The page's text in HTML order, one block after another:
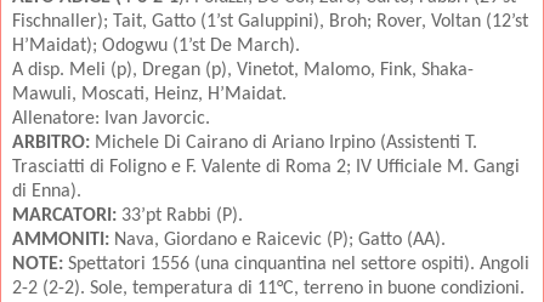
Fischnaller); Tait, Gatto (1’st Galuppini), Broh; Rover, Voltan (12’st
H’Maidat); Odogwu (1’st De March).
A disp. Meli (p), Dregan (p), Vinetot, Malomo, Fink, Shaka-
Mawuli, Moscati, Heinz, H’Maidat.
Allenatore: Ivan Javorcic.
ARBITRO: Michele Di Cairano di Ariano Irpino (Assistenti T.
Trasciatti di Foligno e F. Valente di Roma 2; IV Ufficiale M. Gangi
di Enna).
MARCATORI: 33’pt Rabbi (P).
AMMONITI: Nava, Giordano e Raicevic (P); Gatto (AA).
NOTE: Spettatori 1556 (una cinquantina nel settore ospiti). Angoli
2-2 (2-2). Sole, temperatura di 11°C, terreno in buone condizioni.